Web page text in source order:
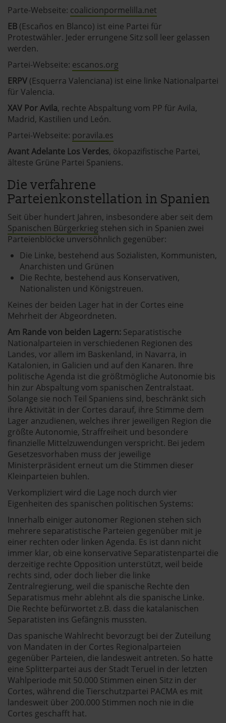
Parte-Webseite: coalicionpormelilla.net
EB (Escaños en Blanco) ist eine Partei für
Protestwähler. Jeder errungene Sitz soll leer gelassen
werden.
Partei-Webseite: escanos.org
ERPV (Esquerra Valenciana) ist eine linke Nationalpartei
für Valencia.
XAV Por Avila, rechte Abspaltung vom PP für Avila,
Madrid, Kastilien und León.
Partei-Webseite: poravila.es
Avant Adelante Los Verdes, ökopazifistische Partei,
älteste Grüne Partei Spaniens.
Die verfahrene
Parteienkonstellation in Spanien
Seit über hundert Jahren, insbesondere aber seit dem
Spanischen Bürgerkrieg stehen sich in Spanien zwei
Parteienblöcke unversöhnlich gegenüber:
Die Linke, bestehend aus Sozialisten, Kommunisten,
Anarchisten und Grünen
Die Rechte, bestehend aus Konservativen,
Nationalisten und Königstreuen.
Keines der beiden Lager hat in der Cortes eine
Mehrheit der Abgeordneten.
Am Rande von beiden Lagern: Separatistische
Nationalparteien in verschiedenen Regionen des
Landes, vor allem im Baskenland, in Navarra, in
Katalonien, in Galicien und auf den Kanaren. Ihre
politische Agenda ist die größtmögliche Autonomie bis
hin zur Abspaltung vom spanischen Zentralstaat.
Solange sie noch Teil Spaniens sind, beschränkt sich
ihre Aktivität in der Cortes darauf, ihre Stimme dem
Lager anzudienen, welches ihrer jeweiligen Region die
größte Autonomie, Straffreiheit und besondere
finanzielle Mittelzuwendungen verspricht. Bei jedem
Gesetzesvorhaben muss der jeweilige
Ministerpräsident erneut um die Stimmen dieser
Kleinparteien buhlen.
Verkompliziert wird die Lage noch durch vier
Eigenheiten des spanischen politischen Systems:
Innerhalb einiger autonomer Regionen stehen sich
mehrere separatistische Parteien gegenüber mit je
einer rechten oder linken Agenda. Es ist dann nicht
immer klar, ob eine konservative Separatistenpartei die
derzeitige rechte Opposition unterstützt, weil beide
rechts sind, oder doch lieber die linke
Zentralregierung, weil die spanische Rechte den
Separatismus mehr ablehnt als die spanische Linke.
Die Rechte befürwortet z.B. dass die katalanischen
Separatisten ins Gefängnis mussten.
Das spanische Wahlrecht bevorzugt bei der Zuteilung
von Mandaten in der Cortes Regionalparteien
gegenüber Parteien, die landesweit antreten. So hatte
eine Splitterpartei aus der Stadt Teruel in der letzten
Wahlperiode mit 50.000 Stimmen einen Sitz in der
Cortes, während die Tierschutzpartei PACMA es mit
landesweit über 200.000 Stimmen noch nie in die
Cortes geschafft hat.